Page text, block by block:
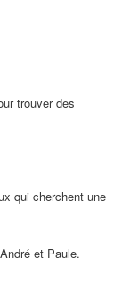
trouver des
qui cherchent une
et Paule.